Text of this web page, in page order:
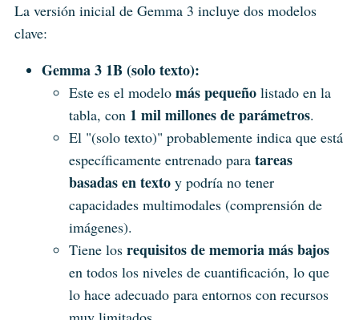
La versión inicial de Gemma 3 incluye dos modelos
clave:
Gemma 3 1B (solo texto):
Este es el modelomás pequeño listado en la
tabla, con 1 mil millones de parámetros.
El "(solo texto)" probablemente indica que está
específicamente entrenado paratareas
basadas en texto y podría no tener
capacidades multimodales (comprensión de
imágenes).
Tiene losrequisitos de memoria más bajos
en todos los niveles de cuantificación, lo que
lo hace adecuado para entornos con recursos